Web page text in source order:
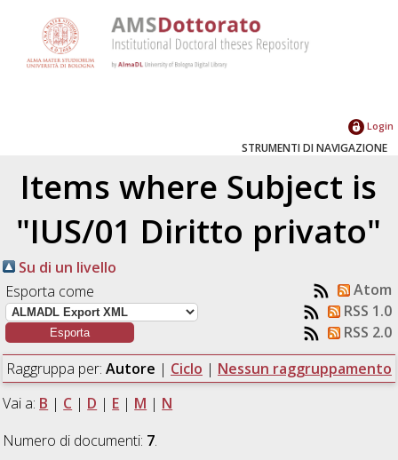
Login
STRUMENTI DI NAVIGAZIONE
Items where Subject is
"IUS/01 Diritto privato"
Su di un livello
Esporta come
Atom
RSS 1.0
RSS 2.0
Raggruppa per: Autore | Ciclo | Nessun raggruppamento
Vai a: B | C | D | E | M | N
Numero di documenti: 7.